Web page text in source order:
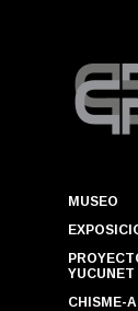
MUSEO
YUCUNET
CHISME-